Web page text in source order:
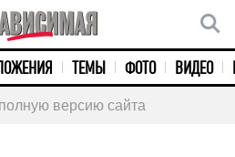
ТЕМЫ ФОТО ВИДЕО
версию сайта